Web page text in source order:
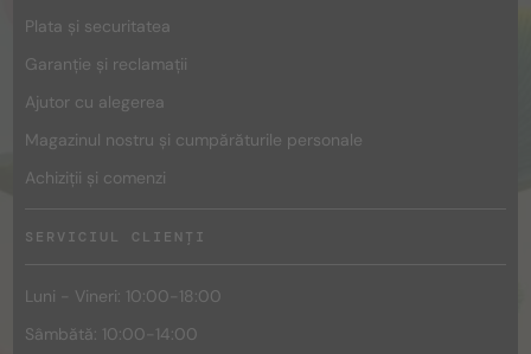
Plata și securitatea
Garanție și reclamații
Ajutor cu alegerea
Magazinul nostru și cumpărăturile personale
Achiziții și comenzi
SERVICIUL CLIENȚI
Luni - Vineri: 10:00-18:00
Sâmbătă: 10:00-14:00